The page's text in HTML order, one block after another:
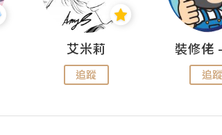
艾米莉
追蹤 追蹤